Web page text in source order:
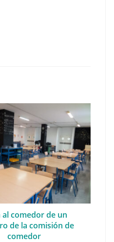
al comedor de un
de la comisión de
comedor